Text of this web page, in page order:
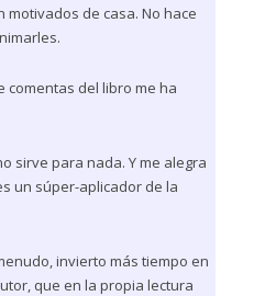
de casa. No hace
comentas del libro me ha
sirve para nada. Y me alegra
un súper-aplicador de la
invierto más tiempo en
que en la propia lectura